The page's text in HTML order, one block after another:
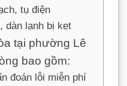
tụ điện
dàn lạnh bị kẹt
tại phường Lê
bao gồm:
đoán lỗi miễn phí